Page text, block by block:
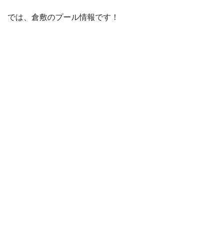
では、倉敷のプール情報です！